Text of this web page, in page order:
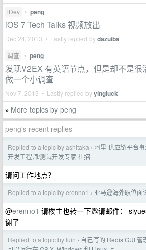
iDev
• peng
iOS 7 Tech Talks 视频放出
Dec 24, 2013 • Lastly replied bydazuiba
调查 • peng
发现V2EX 有英语节点，但是却不是很
做一个小调查
Nov 7, 2013 • Lastly replied byyingluck
» More topics by peng
peng's recent replies
Replied to a topic by ashitaka › 阿里-供应链平台
开发工程师/测试开发专家 社招
请问工作地点？
Replied to a topic by erenno1 › 亚马逊海外职位面
@erenno1 请楼主也转一下邀请邮件：
谢了
Replied to a topic by luin › 自己写的 Redis GUI 管